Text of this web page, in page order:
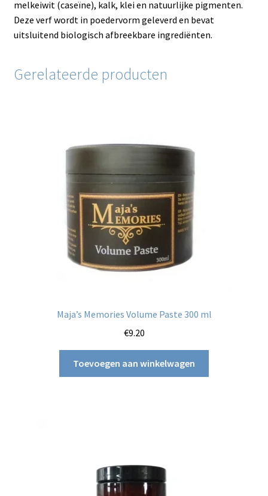
melkeiwit (caseïne), kalk, klei en natuurlijke pigmenten.
Deze verf wordt in poedervorm geleverd en bevat
uitsluitend biologisch afbreekbare ingrediënten.
Gerelateerde producten
Maja’s Memories Volume Paste 300 ml
€9.20
Toevoegen aan winkelwagen